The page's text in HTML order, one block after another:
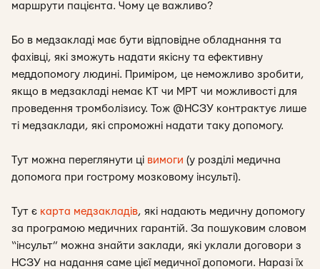
маршрути пацієнта. Чому це важливо?
Бо в медзакладі має бути відповідне обладнання та
фахівці, які зможуть надати якісну та ефективну
меддопомогу людині. Приміром, це неможливо зробити,
якщо в медзакладі немає КТ чи МРТ чи можливості для
проведення тромболізису. Тож @НСЗУ контрактує лише
ті медзаклади, які спроможні надати таку допомогу.
Тут можна переглянути ці вимоги (у розділі медична
допомога при гострому мозковому інсульті).
Тут є карта медзакладів, які надають медичну допомогу
за програмою медичних гарантій. За пошуковим словом
“інсульт” можна знайти заклади, які уклали договори з
НСЗУ на надання саме цієї медичної допомоги. Наразі їх